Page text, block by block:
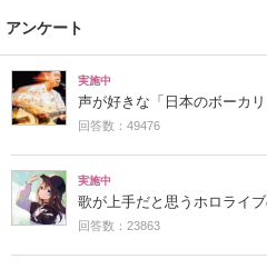
アンケート
実施中
声が好きな「日本のボーカ
回答数：49476
実施中
歌が上手だと思うホロライ
回答数：23863